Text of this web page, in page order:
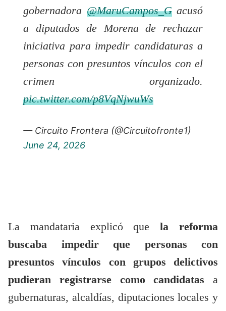
gobernadora @MaruCampos_Gacusó
a diputados de Morena de rechazar
iniciativa para impedir candidaturas a
personas con presuntos vínculos con el
crimen organizado.
pic.twitter.com/p8VqNjwuWs
— Circuito Frontera (@Circuitofronte1)
June 24, 2026
La mandataria explicó que la reforma
buscaba impedir que personas con
presuntos vínculos con grupos delictivos
pudieran registrarse como candidatas a
gubernaturas, alcaldías, diputaciones locales y